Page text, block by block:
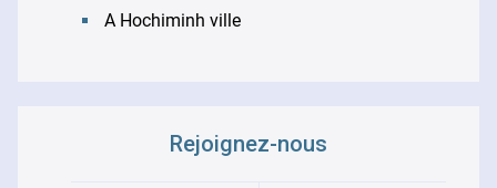
A Hochiminh ville
Rejoignez-nous